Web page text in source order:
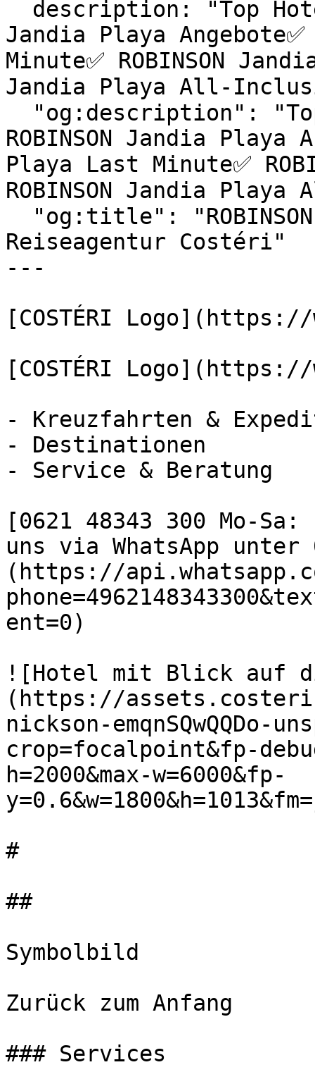
Jandia Playa
Minute✅ ROBINSON
Jandia Playa All-
ROBINSON Jandia Playa
Playa Last Minute✅
ROBINSON Jandia
Reiseagentur Costéri"
---
[COSTÉRI
[COSTÉRI
- Kreuzfahrten &
- Destinationen
- Service & Beratung
[0621 48343 300 Mo-
uns via WhatsApp unter
(https://
ent=0)
![Hotel mit Blick auf
(https://
nickson-emqnSQwQQDo-
crop=focalpoint&fp-
h=2000&max-w=6000&fp-
#
##
Symbolbild
Zurück zum Anfang
### Services